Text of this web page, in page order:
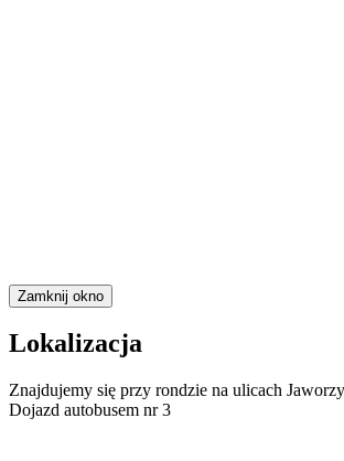
Zamknij okno
Lokalizacja
Znajdujemy się przy rondzie na ulicach
Dojazd autobusem nr 3